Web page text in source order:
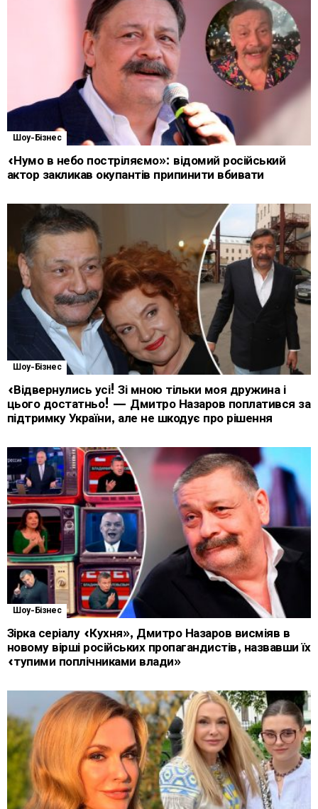
Шоу-Бізнес
«Нумо в небо постріляємо»: відомий російський
актор закликав окупантів припинити вбивати
Шоу-Бізнес
«Відвернулись усі! Зі мною тільки моя дружина і
цього достатньо! — Дмитро Назаров поплатився за
підтримку України, але не шкодує про рішення
Шоу-Бізнес
Зірка серіалу «Кухня», Дмитро Назаров висміяв в
новому вірші російських пропагандистів, назвавши їх
«тупими поплічниками влади»